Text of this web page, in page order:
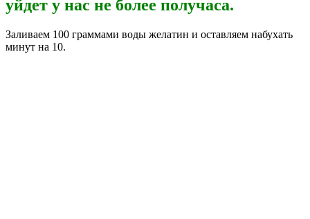
уйдет у нас не более получаса.
Заливаем 100 граммами воды желатин и оставляем набухать
минут на 10.